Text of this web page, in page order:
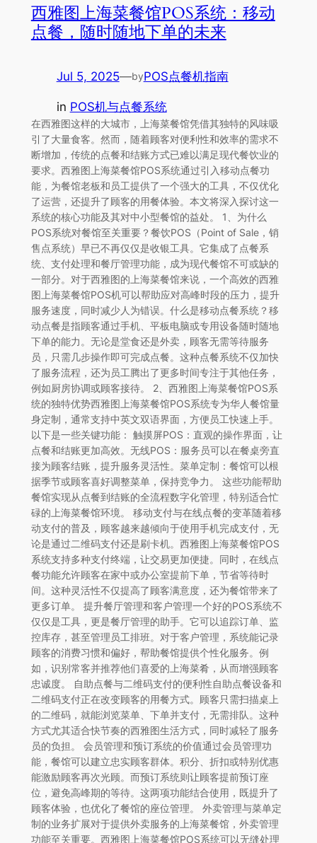
西雅图上海菜餐馆POS系统：移动
点餐，随时随地下单的未来
Jul 5, 2025—byPOS点餐机指南
in POS机与点餐系统
在西雅图这样的大城市，上海菜餐馆凭借其独特的风味吸
引了大量食客。然而，随着顾客对便利性和效率的需求不
断增加，传统的点餐和结账方式已难以满足现代餐饮业的
要求。西雅图上海菜餐馆POS系统通过引入移动点餐功
能，为餐馆老板和员工提供了一个强大的工具，不仅优化
了运营，还提升了顾客的用餐体验。本文将深入探讨这一
系统的核心功能及其对中小型餐馆的益处。 1、为什么
POS系统对餐馆至关重要？餐饮POS（Point of Sale，销
售点系统）早已不再仅仅是收银工具。它集成了点餐系
统、支付处理和餐厅管理功能，成为现代餐馆不可或缺的
一部分。对于西雅图的上海菜餐馆来说，一个高效的西雅
图上海菜餐馆POS机可以帮助应对高峰时段的压力，提升
服务速度，同时减少人为错误。什么是移动点餐系统？移
动点餐是指顾客通过手机、平板电脑或专用设备随时随地
下单的能力。无论是堂食还是外卖，顾客无需等待服务
员，只需几步操作即可完成点餐。这种点餐系统不仅加快
了服务流程，还为员工腾出了更多时间专注于其他任务，
例如厨房协调或顾客接待。 2、西雅图上海菜餐馆POS系
统的独特优势西雅图上海菜餐馆POS系统专为华人餐馆量
身定制，通常支持中英文双语界面，方便员工快速上手。
以下是一些关键功能： 触摸屏POS：直观的操作界面，让
点餐和结账更加高效。无线POS：服务员可以在餐桌旁直
接为顾客结账，提升服务灵活性。菜单定制：餐馆可以根
据季节或顾客喜好调整菜单，保持竞争力。 这些功能帮助
餐馆实现从点餐到结账的全流程数字化管理，特别适合忙
碌的上海菜餐馆环境。 移动支付与在线点餐的变革随着移
动支付的普及，顾客越来越倾向于使用手机完成支付，无
论是通过二维码支付还是刷卡机。西雅图上海菜餐馆POS
系统支持多种支付终端，让交易更加便捷。同时，在线点
餐功能允许顾客在家中或办公室提前下单，节省等待时
间。这种灵活性不仅提高了顾客满意度，还为餐馆带来了
更多订单。 提升餐厅管理和客户管理一个好的POS系统不
仅仅是工具，更是餐厅管理的助手。它可以追踪订单、监
控库存，甚至管理员工排班。对于客户管理，系统能记录
顾客的消费习惯和偏好，帮助餐馆提供个性化服务。例
如，识别常客并推荐他们喜爱的上海菜肴，从而增强顾客
忠诚度。 自助点餐与二维码支付的便利性自助点餐设备和
二维码支付正在改变顾客的用餐方式。顾客只需扫描桌上
的二维码，就能浏览菜单、下单并支付，无需排队。这种
方式尤其适合快节奏的西雅图生活方式，同时减轻了服务
员的负担。 会员管理和预订系统的价值通过会员管理功
能，餐馆可以建立忠实顾客群体。积分、折扣或特别优惠
能激励顾客再次光顾。而预订系统则让顾客提前预订座
位，避免高峰期的等待。这两项功能结合使用，既提升了
顾客体验，也优化了餐馆的座位管理。 外卖管理与菜单定
制的业务扩展对于提供外卖服务的上海菜餐馆，外卖管理
功能至关重要。西雅图上海菜餐馆POS系统可以无缝处理